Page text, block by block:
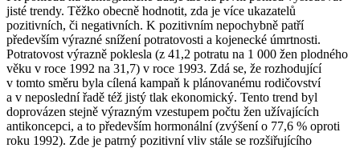
jisté trendy. Těžko obecně hodnotit, zda je více ukazatelů
pozitivních, či negativních. K pozitivním nepochybně patří
především výrazné snížení potratovosti a kojenecké úmrtnosti.
Potratovost výrazně poklesla (z 41,2 potratu na 1 000 žen plodného
věku v roce 1992 na 31,7) v roce 1993. Zdá se, že rozhodující
v tomto směru byla cílená kampaň k plánovanému rodičovství
a v neposlední řadě též jistý tlak ekonomický. Tento trend byl
doprovázen stejně výrazným vzestupem počtu žen užívajících
antikoncepci, a to především hormonální (zvýšení o 77,6 % oproti
roku 1992). Zde je patrný pozitivní vliv stále se rozšiřujícího